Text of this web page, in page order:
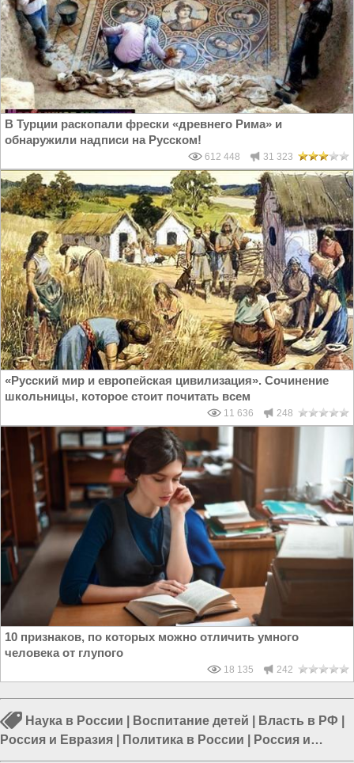
В Турции раскопали фрески «древнего Рима» и
обнаружили надписи на Русском!
612 448 31 323
«Русский мир и европейская цивилизация». Сочинение
школьницы, которое стоит почитать всем
11 636 248
10 признаков, по которых можно отличить умного
человека от глупого
18 135 242
Наука в России Воспитание детей Власть в РФ
Россия и Евразия
Политика в России
Россия и
Украина|Россия и Запад